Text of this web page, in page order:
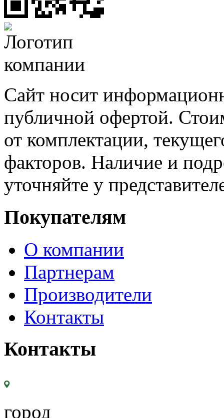
Сайт носит
публичной офертой.
от комплектации,
факторов. Наличие и
уточняйте у
Покупателям
О компании
Партнерам
Производители
Контакты
Контакты
город